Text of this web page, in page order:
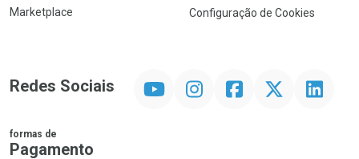
Marketplace
Configuração de Cookies
Redes Sociais InstagramFacebookTwitter Linkedin
formas de
Pagamento